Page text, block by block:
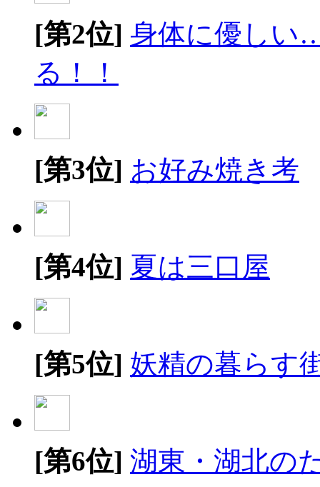
[第2位] 身体に優しい
る！！
[第3位] お好み焼き考
[第4位] 夏は三口屋
[第5位] 妖精の暮らす
[第6位] 湖東・湖北の